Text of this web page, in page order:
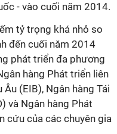
- vào cuối năm 2014.
tỷ trọng khá nhỏ so
đến cuối năm 2014
phát triển đa phương
hàng Phát triển liên
(EIB), Ngân hàng Tái
và Ngân hàng Phát
cứu của các chuyên gia